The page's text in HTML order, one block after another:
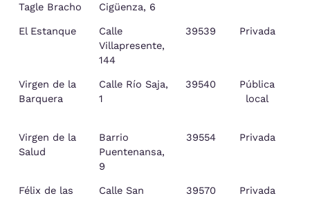
Tagle Bracho
Cigüenza, 6
El Estanque
Calle
Villapresente,
144
39539 Privada
Virgen de la
Barquera
Calle Río Saja,
1
39540
Pública
local
Virgen de la
Salud
Barrio
Puentenansa,
9
39554 Privada
Félix de las
Calle San
39570 Privada